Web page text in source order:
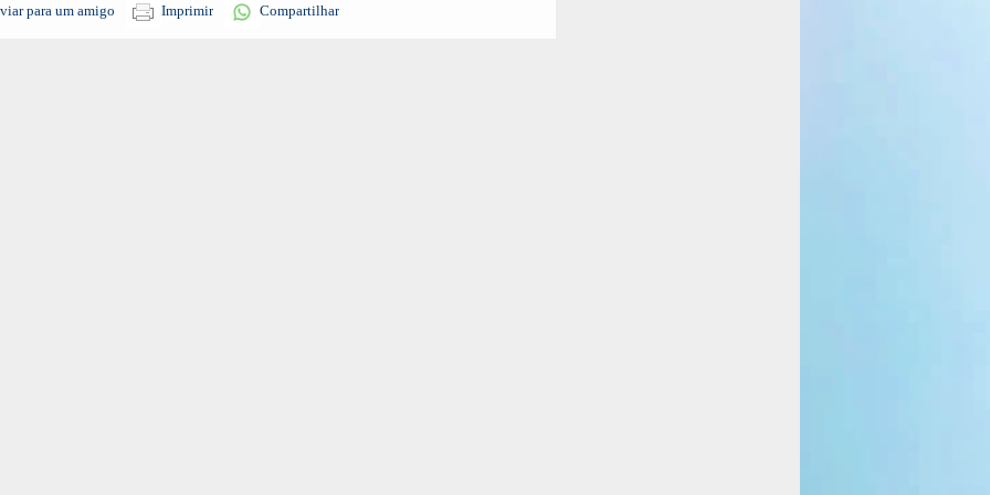
para um amigo Imprimir Compartilhar